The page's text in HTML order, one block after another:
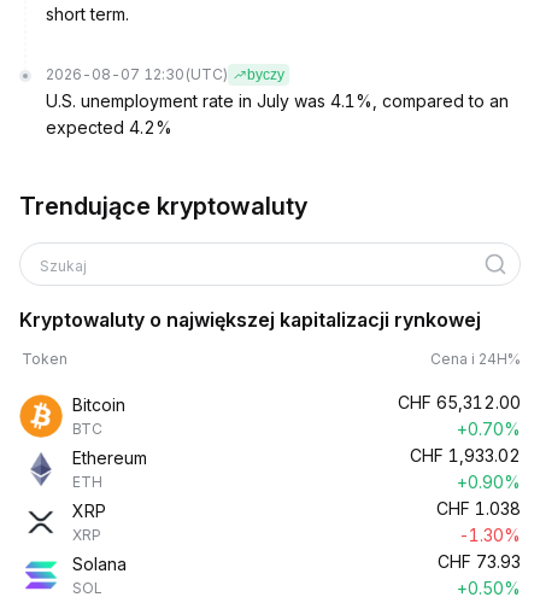
short term.
2026-08-07 12:30 (UTC) byczy
U.S. unemployment rate in July was 4.1%, compared to an
expected 4.2%
Trendujące kryptowaluty
Szukaj
Kryptowaluty o największej kapitalizacji rynkowej
Token Cena i 24H%
Bitcoin
BTC
CHF 65,312.00
+0.70%
Ethereum
ETH
CHF 1,933.02
+0.90%
XRP
XRP
CHF 1.038
-1.30%
Solana
SOL
CHF 73.93
+0.50%